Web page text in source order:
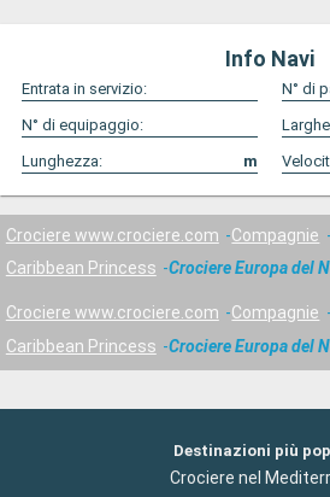
Info Navi
Entrata in servizio:
N° di
N° di equipaggio:
Lunghezza:
m
Crociere www.crociere.com Compagnie
Caribbean Princess
Crociere Europa del
Crociere www.crociere.com Compagnie
Caribbean Princess
Crociere Europa del
Destinazioni più
Crociere nel